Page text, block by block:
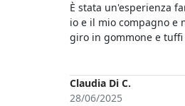
È stata un'esperienza
io e il mio compagno e
giro in gommone e tuffi
Claudia Di C.
28/06/2025